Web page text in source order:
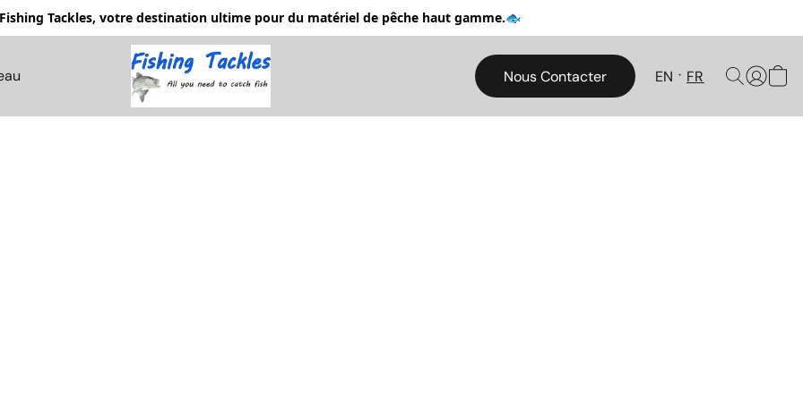
Tackles, votre destination ultime pour du matériel de pêche haut gamme.🐟
Nous Contacter EN FR